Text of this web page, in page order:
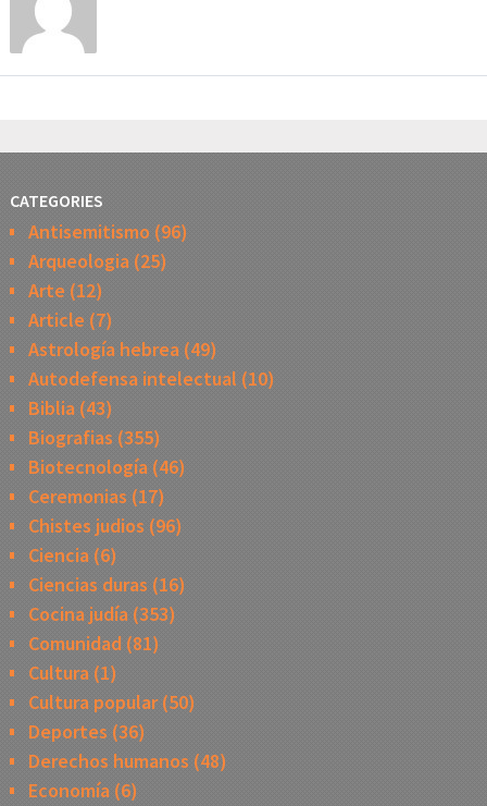
CATEGORIES
Antisemitismo (96)
Arqueologia(25)
Arte (12)
Article (7)
Astrología hebrea(49)
Autodefensa intelectual (10)
Biblia(43)
Biografias (355)
Biotecnología(46)
Ceremonias (17)
Chistes judios (96)
Ciencia(6)
Ciencias duras (16)
Cocina judía(353)
Comunidad(81)
Cultura(1)
Cultura popular(50)
Deportes (36)
Derechos humanos (48)
Economía(6)